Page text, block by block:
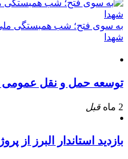
به سوی فتح؛ شب همبستگی
شهدا
توسعه حمل و نقل
2 ماه قبل
بازدید استاندار البرز از